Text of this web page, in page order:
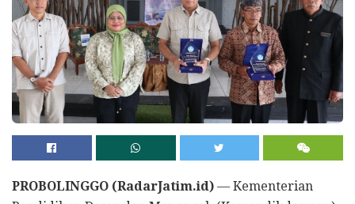
PROBOLINGGO (RadarJatim.id) — Kementerian